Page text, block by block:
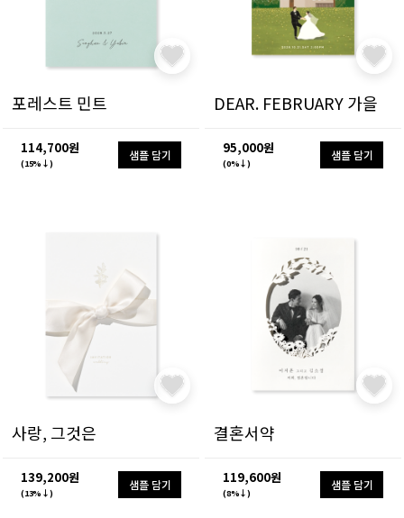
포레스트 민트
114,700원
(15%↓)
샘플 담기
DEAR. FEBRUARY 가을
95,000원
(0%↓)
샘플 담기
사랑, 그것은
139,200원
(13%↓)
샘플 담기
결혼서약
119,600원
(8%↓)
샘플 담기